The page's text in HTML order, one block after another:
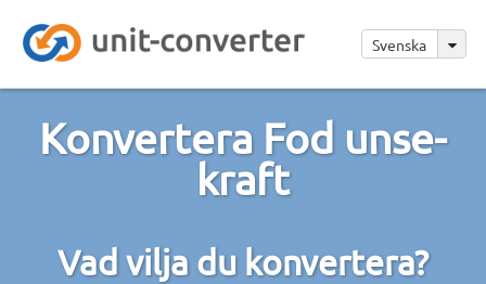
Svenska
Konvertera Fod unse-
kraft
Vad vilja du konvertera?